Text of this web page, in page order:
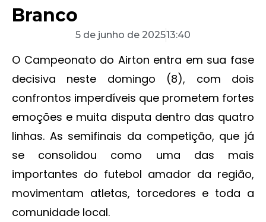
Branco
5 de junho de 202513:40
O Campeonato do Airton entra em sua fase
decisiva neste domingo (8), com dois
confrontos imperdíveis que prometem fortes
emoções e muita disputa dentro das quatro
linhas. As semifinais da competição, que já
se consolidou como uma das mais
importantes do futebol amador da região,
movimentam atletas, torcedores e toda a
comunidade local.